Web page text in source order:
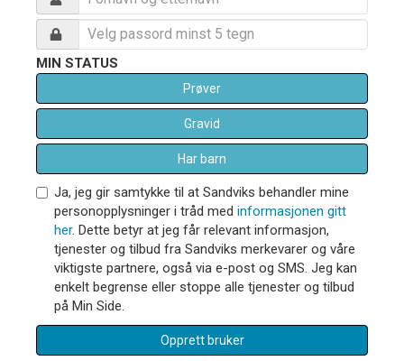
MIN STATUS
Prøver
Gravid
Har barn
Ja, jeg gir samtykke til at Sandviks behandler mine
personopplysninger i tråd med informasjonen gitt
her. Dette betyr at jeg får relevant informasjon,
tjenester og tilbud fra Sandviks merkevarer og våre
viktigste partnere, også via e-post og SMS. Jeg kan
enkelt begrense eller stoppe alle tjenester og tilbud
på Min Side.
Opprett bruker